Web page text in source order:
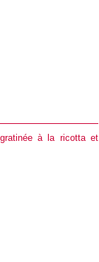
à la ricotta et